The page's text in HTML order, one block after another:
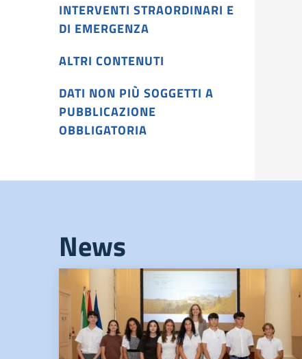
INTERVENTI STRAORDINARI E
DI EMERGENZA
ALTRI CONTENUTI
DATI NON PIÙ SOGGETTI A
PUBBLICAZIONE
OBBLIGATORIA
News